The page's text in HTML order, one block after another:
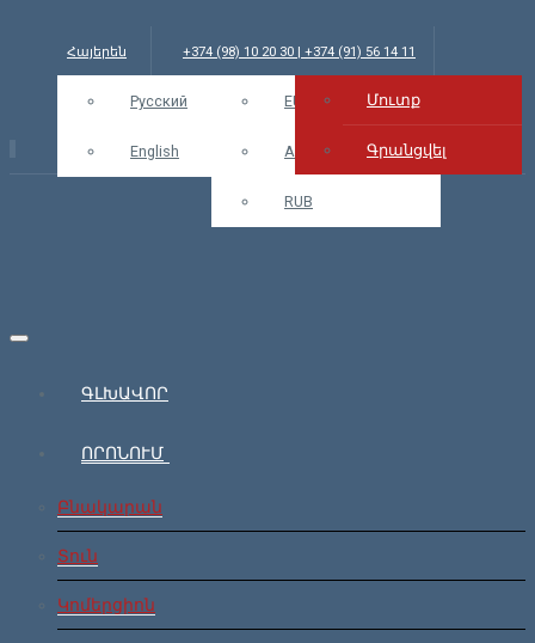
Հայերեն
Русский
English
+374 (98) 10 20 30 | +374 (91) 56 14 11
info@bars.am USD EUR
AMD
RUB
Մուտք Մուտք
Գրանցվել
ԳԼԽԱՎՈՐ
ՈՐՈՆՈՒՄ
Բնակարան
Տուն
Կոմերցիոն